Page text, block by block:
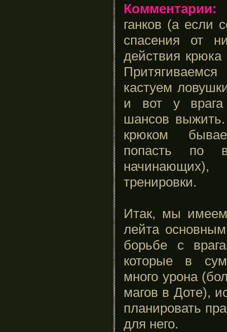
Комментарии:
ганков (а если
спасения от
действия
кастуем
и вот у врага
шансов
крюком
попасть по
тренировки.
Итак, мы
лейта
борьбе с
которые в
много урона
магов в Доте),
планировать
для него.